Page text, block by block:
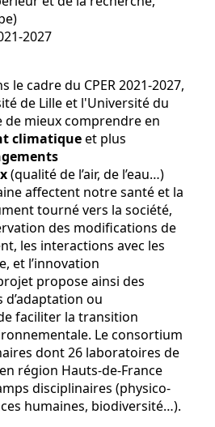
2027
le cadre du CPER 2021-2027,
de Lille et l'Université du
mieux comprendre en
climatiqueet plus
(qualité de l’air, de l’eau…)
affectent notre santé et la
tourné vers la société,
des modifications de
les interactions avec les
et l’innovation
propose ainsi des
ou
faciliter la transition
Le consortium
dont 26 laboratoires de
région Hauts-de-France
disciplinaires (physico-
humaines, biodiversité…).